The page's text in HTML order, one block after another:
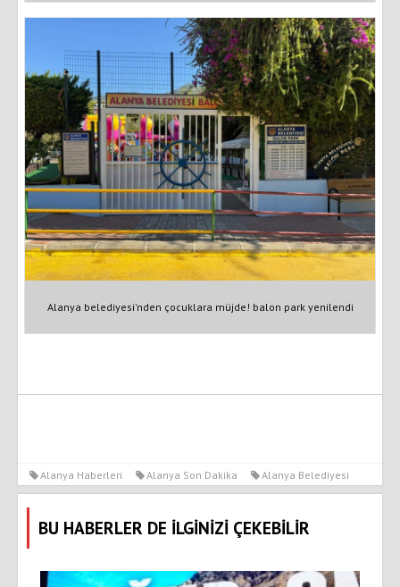
Alanya belediyesi'nden çocuklara müjde! balon park yenilendi
Alanya Haberleri Alanya Son Dakika Alanya Belediyesi
BU HABERLER DE İLGİNİZİ ÇEKEBİLİR